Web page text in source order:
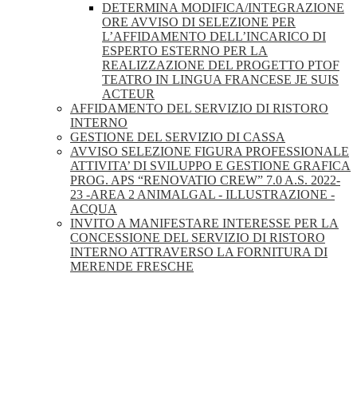
DETERMINA MODIFICA/INTEGRAZIONE
ORE AVVISO DI SELEZIONE PER
L’AFFIDAMENTO DELL’INCARICO DI
ESPERTO ESTERNO PER LA
REALIZZAZIONE DEL PROGETTO PTOF
TEATRO IN LINGUA FRANCESE JE SUIS
ACTEUR
AFFIDAMENTO DEL SERVIZIO DI RISTORO
INTERNO
GESTIONE DEL SERVIZIO DI CASSA
AVVISO SELEZIONE FIGURA PROFESSIONALE
ATTIVITA’ DI SVILUPPO E GESTIONE GRAFICA
PROG. APS “RENOVATIO CREW” 7.0 A.S. 2022-
23 -AREA 2 ANIMALGAL - ILLUSTRAZIONE -
ACQUA
INVITO A MANIFESTARE INTERESSE PER LA
CONCESSIONE DEL SERVIZIO DI RISTORO
INTERNO ATTRAVERSO LA FORNITURA DI
MERENDE FRESCHE